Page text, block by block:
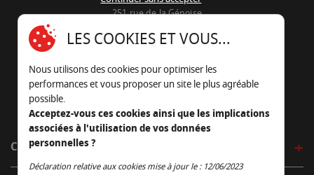
251 rue de la Génoise
05 45 22 98 09
Nous envoyer un e-mail
CÔTÉ OUTDOOR
LES COOKIES ET VOUS...
Nous utilisons des cookies pour optimiser les
performances et vous proposer un site le plus agréable
possible.
Acceptez-vous ces cookies ainsi que les implications
associées à l'utilisation de vos données
personnelles ?
Déclaration relative aux cookies mise à jour le : 12/06/2023
Continuer sans accepter